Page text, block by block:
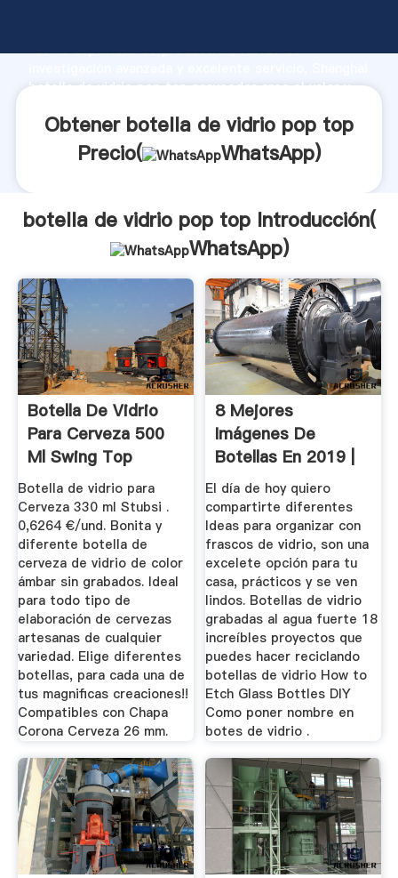
fuerte capacidad de producción, fuerza de
botella de vidrio pop top proveedor crea el valor y
Obtener botella de vidrio pop top
Precio(
WhatsApp)
botella de vidrio pop top Introducción(
WhatsApp)
Botella De Vidrio
Para Cerveza 500
Ml Swing Top
Botella de vidrio para
Cerveza 330 ml Stubsi .
0,6264 €/und. Bonita y
diferente botella de
cerveza de vidrio de color
ámbar sin grabados. Ideal
para todo tipo de
elaboración de cervezas
artesanas de cualquier
variedad. Elige diferentes
botellas, para cada una de
tus magnificas creaciones!!
Compatibles con Chapa
Corona Cerveza 26 mm.
8 Mejores
Imágenes De
Botellas En 2019 |
Botellas ...
El día de hoy quiero
compartirte diferentes
Ideas para organizar con
frascos de vidrio, son una
excelete opción para tu
casa, prácticos y se ven
lindos. Botellas de vidrio
grabadas al agua fuerte 18
increíbles proyectos que
puedes hacer reciclando
botellas de vidrio How to
Etch Glass Bottles DIY
Como poner nombre en
botes de vidrio .